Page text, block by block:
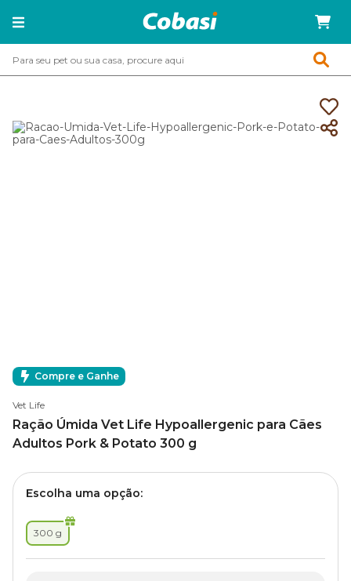
Compre e Ganhe
Vet Life
Ração Úmida Vet Life Hypoallergenic para Cães
Adultos Pork & Potato 300 g
Escolha uma opção:
300 g